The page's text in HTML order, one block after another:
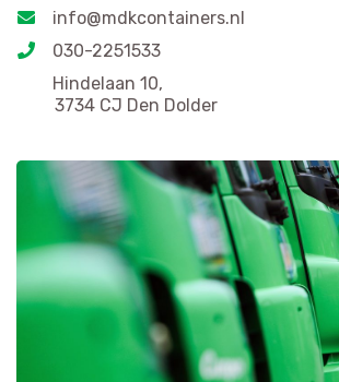
info@mdkcontainers.nl
030-2251533
Hindelaan 10,
3734 CJ Den Dolder